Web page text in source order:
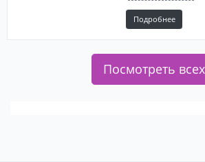
Подробнее
Посмотреть всех